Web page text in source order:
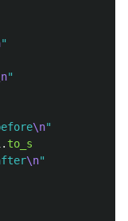
"
"
\n"
. to_s
\n"